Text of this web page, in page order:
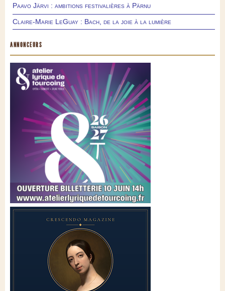
Paavo Järvi : ambitions festivalières à Pärnu
Claire-Marie LeGuay : Bach, de la joie à la lumière
ANNONCEURS